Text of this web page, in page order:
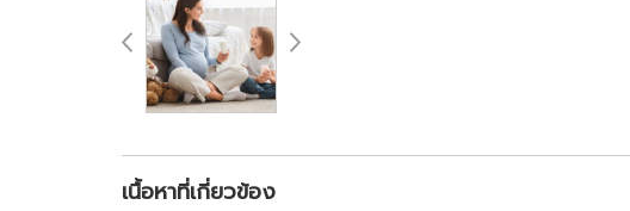
เนื้อหาที่เกี่ยวข้อง